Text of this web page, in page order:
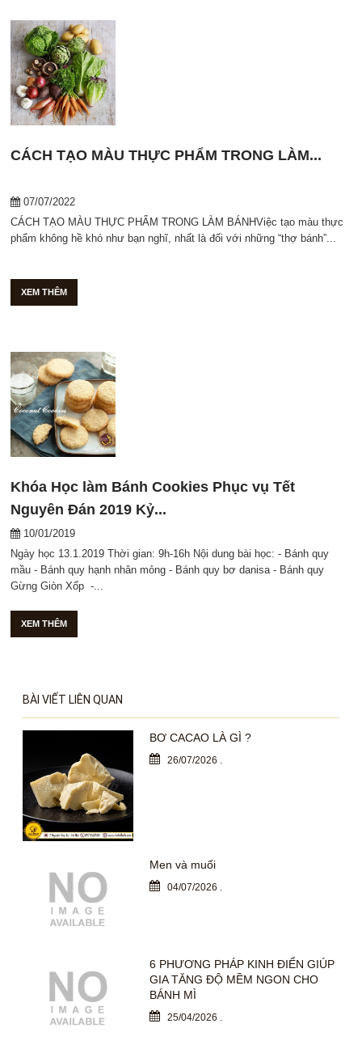
CÁCH TẠO MÀU THỰC PHẨM TRONG LÀM...
07/07/2022
CÁCH TẠO MÀU THỰC PHẨM TRONG LÀM BÁNH​ Việc tạo màu thực
phẩm không hề khó như bạn nghĩ, nhất là đối với những “thợ bánh”...
XEM THÊM
Khóa Học làm Bánh Cookies Phục vụ Tết
Nguyên Đán 2019 Kỷ...
10/01/2019
Ngày học 13.1.2019 Thời gian: 9h-16h Nội dung bài học: - Bánh quy
mầu - Bánh quy hạnh nhân mỏng - Bánh quy bơ danisa - Bánh quy
Gừng Giòn Xốp -...
XEM THÊM
BÀI VIẾT LIÊN QUAN
BƠ CACAO LÀ GÌ ?
26/07/2026 .
Men và muối
04/07/2026 .
6 PHƯƠNG PHÁP KINH ĐIỂN GIÚP
GIA TĂNG ĐỘ MỀM NGON CHO
BÁNH MÌ
25/04/2026